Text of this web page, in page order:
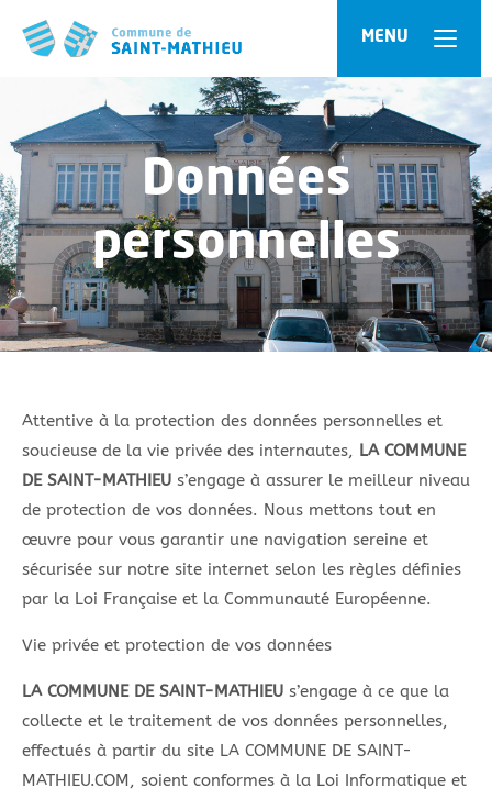
MENU
Données
personnelles
Attentive à la protection des données personnelles et
soucieuse de la vie privée des internautes, LA COMMUNE
DE SAINT-MATHIEU s’engage à assurer le meilleur niveau
de protection de vos données. Nous mettons tout en
œuvre pour vous garantir une navigation sereine et
sécurisée sur notre site internet selon les règles définies
par la Loi Française et la Communauté Européenne.
Vie privée et protection de vos données
LA COMMUNE DE SAINT-MATHIEU s’engage à ce que la
collecte et le traitement de vos données personnelles,
effectués à partir du site LA COMMUNE DE SAINT-
MATHIEU.COM, soient conformes à la Loi Informatique et